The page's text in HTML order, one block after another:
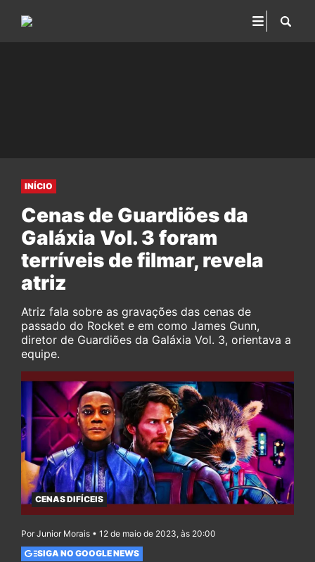
INÍCIO
Cenas de Guardiões da
Galáxia Vol. 3 foram
terríveis de filmar, revela
atriz
Atriz fala sobre as gravações das cenas de
passado do Rocket e em como James Gunn,
diretor de Guardiões da Galáxia Vol. 3, orientava a
equipe.
CENAS DIFÍCEIS
Por Junior Morais • 12 de maio de 2023, às 20:00
SIGA NO GOOGLE NEWS